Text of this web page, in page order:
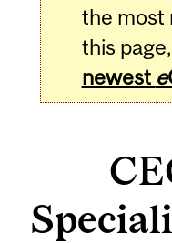
the most
this
newest e